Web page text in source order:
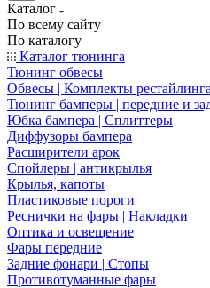
Каталог
По всему сайту
По каталогу
Каталог тюнинга
Тюнинг обвесы
Обвесы | Комплекты рестайлинга
Тюнинг бамперы | передние и
Юбка бампера | Сплиттеры
Диффузоры бампера
Расширители арок
Спойлеры | антикрылья
Крылья, капоты
Пластиковые пороги
Реснички на фары | Накладки
Оптика и освещение
Фары передние
Задние фонари | Стопы
Противотуманные фары